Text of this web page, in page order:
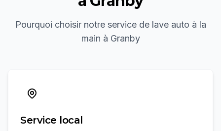
Pourquoi choisir notre service de lave auto à la
main à Granby
Service local